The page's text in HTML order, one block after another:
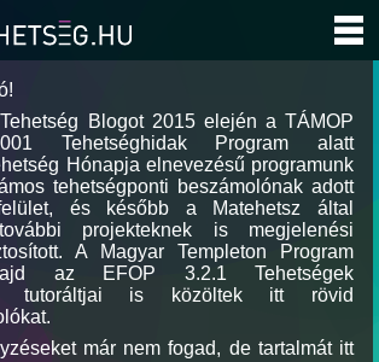
Blogot 2015 elején a TÁMOP
0001 Tehetséghidak Program alatt
Hónapja elnevezésű programunk
tehetségponti beszámolónak adott
és később a Matehetsz által
projekteknek is megjelenési
A Magyar Templeton Program
az EFOP 3.2.1 Tehetségek
tutoráltjai is közöltek itt rövid
már nem fogad, de tartalmát itt